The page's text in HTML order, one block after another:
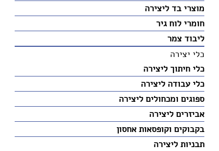
מוצרי בד ליצירה
חומרי לוח גיר
ליבוד צמר
כלי יצירה
כלי חיתוך ליצירה
כלי עבודה ליצירה
ספוגים ומכחולים ליצירה
אביזרים ליצירה
בקבוקים וקופסאות אחסון
תבניות ליצירה